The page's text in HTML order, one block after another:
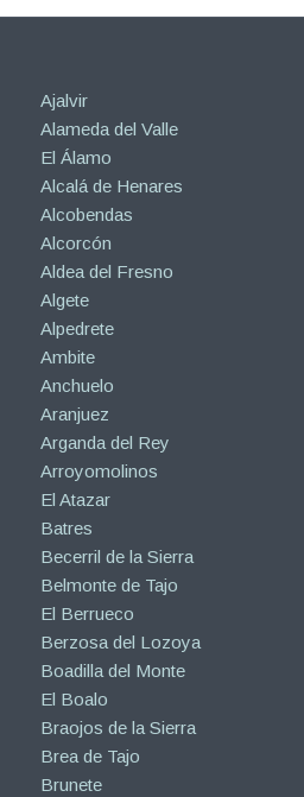
Ajalvir
Alameda del Valle
El Álamo
Alcalá de Henares
Alcobendas
Alcorcón
Aldea del Fresno
Algete
Alpedrete
Ambite
Anchuelo
Aranjuez
Arganda del Rey
Arroyomolinos
El Atazar
Batres
Becerril de la Sierra
Belmonte de Tajo
El Berrueco
Berzosa del Lozoya
Boadilla del Monte
El Boalo
Braojos de la Sierra
Brea de Tajo
Brunete